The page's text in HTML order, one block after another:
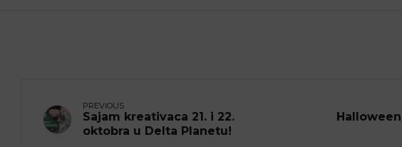
PREVIOUS
Sajam kreativaca 21. i 22.
oktobra u Delta Planetu!